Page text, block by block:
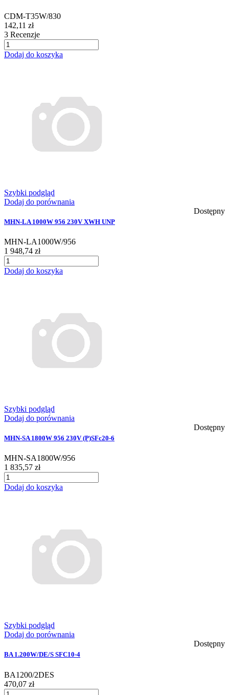
CDM-T35W/830
142,11 zł
3 Recenzje
Dodaj do koszyka
Szybki podgląd
Dodaj do porównania
Dostępny
MHN-LA 1000W 956 230V XWH UNP
MHN-LA1000W/956
1 948,74 zł
Dodaj do koszyka
Szybki podgląd
Dodaj do porównania
Dostępny
MHN-SA 1800W 956 230V (P)SFc20-6
MHN-SA1800W/956
1 835,57 zł
Dodaj do koszyka
Szybki podgląd
Dodaj do porównania
Dostępny
BA 1.200W/DE/S SFC10-4
BA1200/2DES
470,07 zł